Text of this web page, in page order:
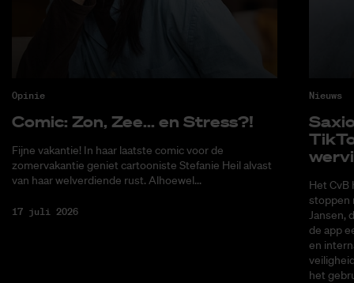
Opinie
Co­mic: Zon, Zee... en Stress?!
Fijne vakantie! In haar laatste comic voor de
zomervakantie geniet cartooniste Stefanie Heil alvast
van haar welverdiende rust. Alhoewel...
17 juli 2026
Nieuws
Het CvB
stoppen
Jansen,
de app
en
het